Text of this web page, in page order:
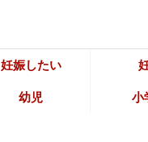
妊娠したい
幼児 小